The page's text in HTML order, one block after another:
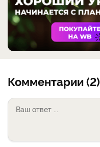
Комментарии (2)